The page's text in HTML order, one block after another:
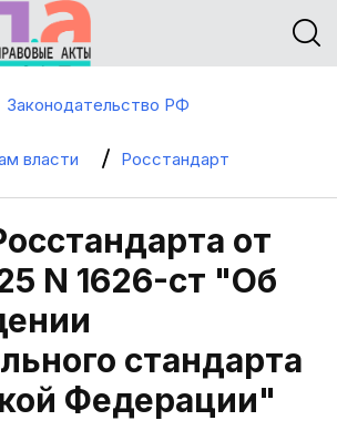
Законодательство РФ
власти Росстандарт
от
N 1626-ст "Об
стандарта
Федерации"